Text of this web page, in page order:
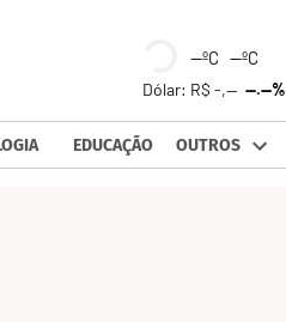
--ºC --ºC
Dólar: R$ -,----.--%
EDUCAÇÃO OUTROS